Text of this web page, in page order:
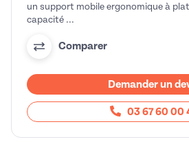
un support mobile ergonomique à
capacité ...
Comparer
Demander un
03 67 60 00